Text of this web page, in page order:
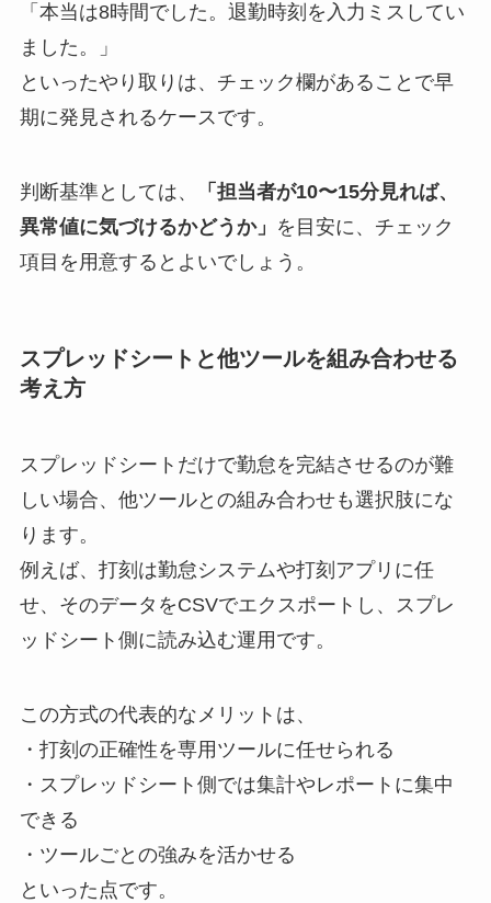
「本当は8時間でした。退勤時刻を入力ミスしてい
ました。」
といったやり取りは、チェック欄があることで早
期に発見されるケースです。
判断基準としては、
「担当者が10〜15分見れば、
異常値に気づけるかどうか」 を目安に、チェック
項目を用意するとよいでしょう。
スプレッドシートと他ツールを組み合わせる
考え方
スプレッドシートだけで勤怠を完結させるのが難
しい場合、他ツールとの組み合わせも選択肢にな
ります。
例えば、打刻は勤怠システムや打刻アプリに任
せ、そのデータをCSVでエクスポートし、スプレ
ッドシート側に読み込む運用です。
この方式の代表的なメリットは、
・打刻の正確性を専用ツールに任せられる
・スプレッドシート側では集計やレポートに集中
できる
・ツールごとの強みを活かせる
といった点です。